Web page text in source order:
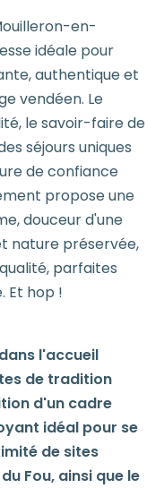
en-
idéale pour
authentique et
vendéen. Le
le savoir-faire de
séjours uniques
de confiance
propose une
douceur d'une
nature préservée,
parfaites
Et hop !
l'accueil
de tradition
d'un cadre
idéal pour se
de sites
Fou, ainsi que le